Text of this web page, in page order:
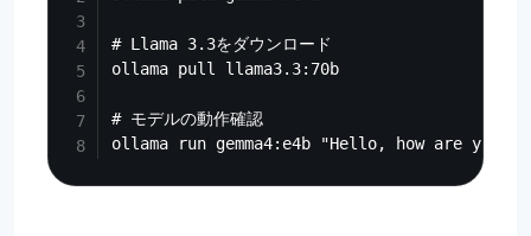
# Llama 3.3をダウンロード
ollama pull llama3.3:70b
# モデルの動作確認